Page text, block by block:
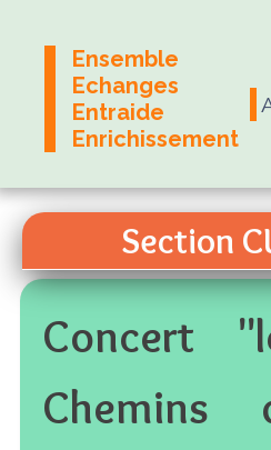
Ensemble
Echanges
Entraide
Enrichissement
Section
Concert
Chemins